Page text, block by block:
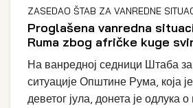
ZASEDAO ŠTAB ZA VANREDNE
Proglašena vanredna
Ruma zbog afričke kuge
На ванредној седници Штаба
ситуације Општине Рума, која
деветог јула, донета је одлука